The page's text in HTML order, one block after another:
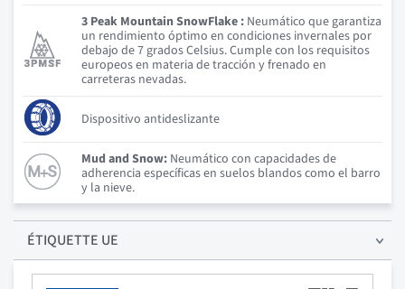
3 Peak Mountain SnowFlake : Neumático que garantiza
un rendimiento óptimo en condiciones invernales por
debajo de 7 grados Celsius. Cumple con los requisitos
europeos en materia de tracción y frenado en
carreteras nevadas.
Dispositivo antideslizante
Mud and Snow: Neumático con capacidades de
adherencia específicas en suelos blandos como el barro
y la nieve.
ÉTIQUETTE UE